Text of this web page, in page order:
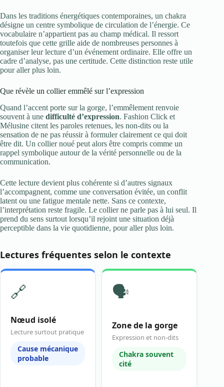
Dans les traditions énergétiques contemporaines, un chakra
désigne un centre symbolique de circulation de l’énergie. Ce
vocabulaire n’appartient pas au champ médical. Il ressort
toutefois que cette grille aide de nombreuses personnes à
organiser leur lecture d’un événement ordinaire. Elle offre un
cadre d’analyse, pas une certitude. Cette distinction reste utile
pour aller plus loin.
Que révèle un collier emmêlé sur l’expression
Quand l’accent porte sur la gorge, l’emmêlement renvoie
souvent à une difficulté d’expression. Fashion Click et
Mélusine citent les paroles retenues, les non-dits ou la
sensation de ne pas réussir à formuler clairement ce qui doit
être dit. Un collier noué peut alors être compris comme un
rappel symbolique autour de la vérité personnelle ou de la
communication.
Cette lecture devient plus cohérente si d’autres signaux
l’accompagnent, comme une conversation évitée, un conflit
latent ou une fatigue mentale nette. Sans ce contexte,
l’interprétation reste fragile. Le collier ne parle pas à lui seul. Il
prend du sens surtout lorsqu’il rejoint une situation déjà
perceptible dans la vie quotidienne, pour aller plus loin.
Lectures fréquentes selon le contexte
🔗
Nœud isolé
Lecture surtout pratique
Cause mécanique
probable
🗣️
Zone de la gorge
Expression et non-dits
Chakra souvent
cité